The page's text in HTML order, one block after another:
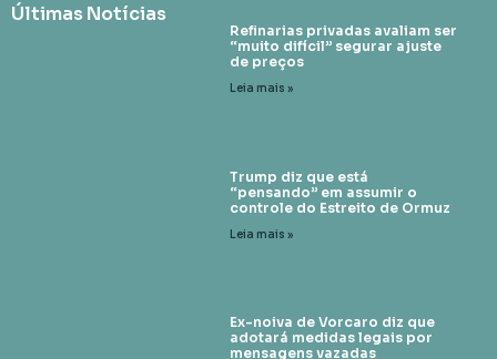
Últimas Notícias
Refinarias privadas avaliam ser
“muito difícil” segurar ajuste
de preços
Leia mais »
Trump diz que está
“pensando” em assumir o
controle do Estreito de Ormuz
Leia mais »
Ex-noiva de Vorcaro diz que
adotará medidas legais por
mensagens vazadas